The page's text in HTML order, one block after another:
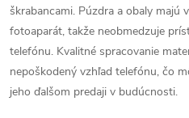
škrabancami. Púzdra a obaly majú
fotoaparát, takže neobmedzuje
telefónu. Kvalitné spracovanie
nepoškodený vzhľad telefónu, čo
jeho ďalšom predaji v budúcnosti.